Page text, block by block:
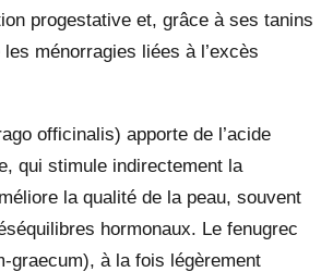
progestative et, grâce à ses tanins
ménorragies liées à l’excès
officinalis) apporte de l’acide
qui stimule indirectement la
la qualité de la peau, souvent
hormonaux. Le fenugrec
graecum), à la fois légèrement